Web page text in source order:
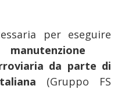
per eseguire
da parte di
(Gruppo FS